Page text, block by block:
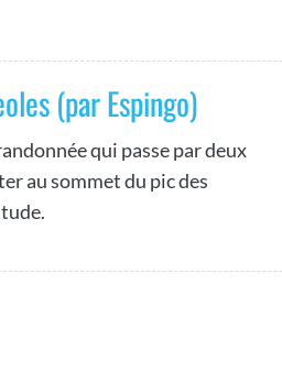
(par Espingo)
qui passe par deux
au sommet du pic des